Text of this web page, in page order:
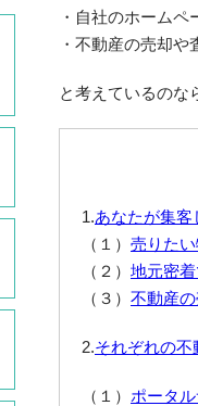
・自社のホーム
・不動産の売却
と考えているのな
1.あなたが集
（１） 売りた
（２） 地元密
（３） 不動産
2.それぞれの不
（１） ポータ